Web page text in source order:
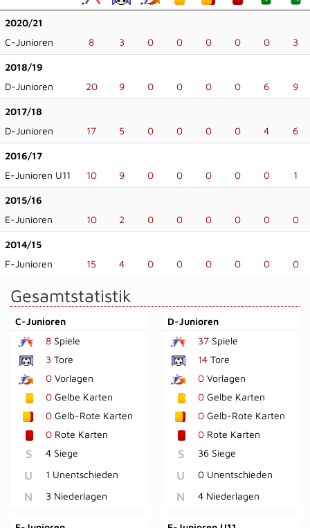
2020/21
C-Junioren
8 3 0 0 0 0 0 3
2018/19
D-Junioren
20 9 0 0 0 0 6 9
2017/18
D-Junioren
17 5 0 0 0 0 4 6
2016/17
E-Junioren U11
10 9 0 0 0 0 0 1
2015/16
E-Junioren
10 2 0 0 0 0 0 0
2014/15
F-Junioren
15 4 0 0 0 0 0 0
Gesamtstatistik
C-Junioren
8 Spiele
3 Tore
0 Vorlagen
0 Gelbe Karten
0 Gelb-Rote Karten
0 Rote Karten
S 4 Siege
U 1 Unentschieden
N 3 Niederlagen
D-Junioren
37Spiele
14Tore
0Vorlagen
0Gelbe Karten
0Gelb-Rote Karten
0Rote Karten
S 36 Siege
U 0 Unentschieden
N 4 Niederlagen